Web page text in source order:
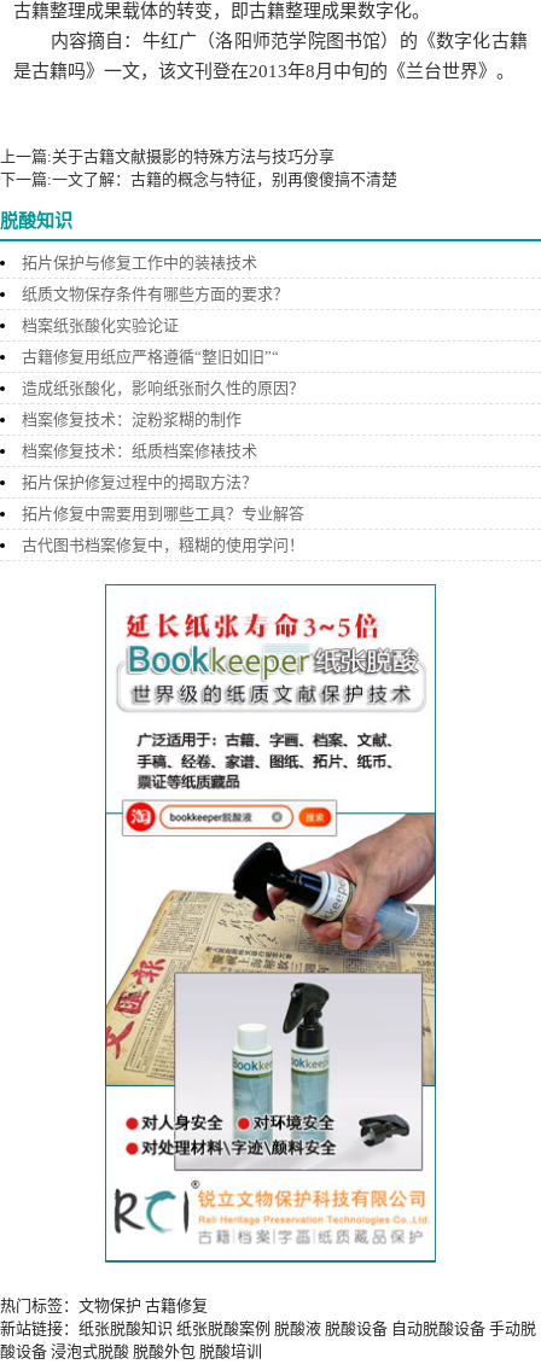
古籍整理成果载体的转变，即古籍整理成果数字化。
内容摘自：牛红广（洛阳师范学院图书馆）的《数字化古籍
是古籍吗》一文，该文刊登在2013年8月中旬的《兰台世界》。
上一篇:关于古籍文献摄影的特殊方法与技巧分享
下一篇:一文了解：古籍的概念与特征，别再傻傻搞不清楚
脱酸知识
拓片保护与修复工作中的装裱技术
纸质文物保存条件有哪些方面的要求？
档案纸张酸化实验论证
古籍修复用纸应严格遵循“整旧如旧”“
造成纸张酸化，影响纸张耐久性的原因？
档案修复技术：淀粉浆糊的制作
档案修复技术：纸质档案修裱技术
拓片保护修复过程中的揭取方法？
拓片修复中需要用到哪些工具？专业解答
古代图书档案修复中，糨糊的使用学问！
热门标签： 文物保护 古籍修复
新站链接： 纸张脱酸知识 纸张脱酸案例 脱酸液 脱酸设备 自动脱酸设备 手动脱
酸设备 浸泡式脱酸 脱酸外包 脱酸培训